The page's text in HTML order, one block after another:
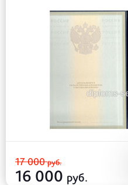
17 000руб.
16 000 руб.